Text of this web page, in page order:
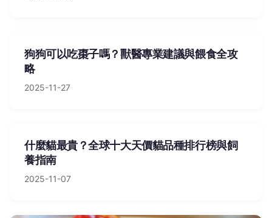
狗狗可以吃棗子嗎？獸醫專業建議與餵食全攻
略
2025-11-27
什麼貓最貴？全球十大天價貓品種排行榜與飼
養指南
2025-11-07